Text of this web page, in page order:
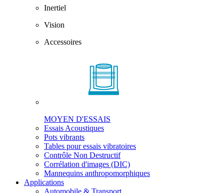
Inertiel
Vision
Accessoires
MOYEN D'ESSAIS
Essais Acoustiques
Pots vibrants
Tables pour essais vibratoires
Contrôle Non Destructif
Corrélation d'images (DIC)
Mannequins anthropomorphiques
Applications
Automobile & Transport